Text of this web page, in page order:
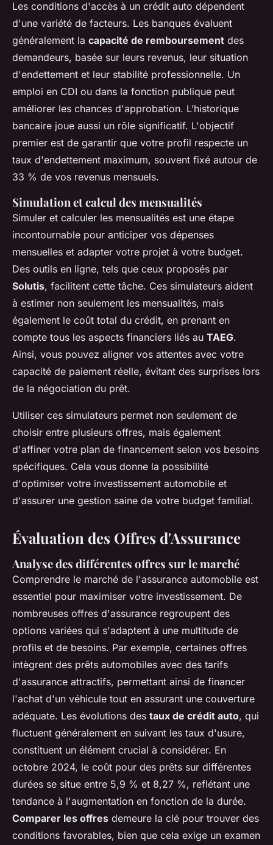
Les conditions d'accès à un crédit auto dépendent
d'une variété de facteurs. Les banques évaluent
généralement la capacité de remboursement des
demandeurs, basée sur leurs revenus, leur situation
d'endettement et leur stabilité professionnelle. Un
emploi en CDI ou dans la fonction publique peut
améliorer les chances d'approbation. L’historique
bancaire joue aussi un rôle significatif. L'objectif
premier est de garantir que votre profil respecte un
taux d'endettement maximum, souvent fixé autour de
33 % de vos revenus mensuels.
Simulation et calcul des mensualités
Simuler et calculer les mensualités est une étape
incontournable pour anticiper vos dépenses
mensuelles et adapter votre projet à votre budget.
Des outils en ligne, tels que ceux proposés par
Solutis, facilitent cette tâche. Ces simulateurs aident
à estimer non seulement les mensualités, mais
également le coût total du crédit, en prenant en
compte tous les aspects financiers liés au TAEG.
Ainsi, vous pouvez aligner vos attentes avec votre
capacité de paiement réelle, évitant des surprises lors
de la négociation du prêt.
Utiliser ces simulateurs permet non seulement de
choisir entre plusieurs offres, mais également
d'affiner votre plan de financement selon vos besoins
spécifiques. Cela vous donne la possibilité
d'optimiser votre investissement automobile et
d'assurer une gestion saine de votre budget familial.
Évaluation des Offres d'Assurance
Analyse des différentes offres sur le marché
Comprendre le marché de l'assurance automobile est
essentiel pour maximiser votre investissement. De
nombreuses offres d'assurance regroupent des
options variées qui s'adaptent à une multitude de
profils et de besoins. Par exemple, certaines offres
intègrent des prêts automobiles avec des tarifs
d'assurance attractifs, permettant ainsi de financer
l'achat d'un véhicule tout en assurant une couverture
adéquate. Les évolutions des taux de crédit auto, qui
fluctuent généralement en suivant les taux d'usure,
constituent un élément crucial à considérer. En
octobre 2024, le coût pour des prêts sur différentes
durées se situe entre 5,9 % et 8,27 %, reflétant une
tendance à l'augmentation en fonction de la durée.
Comparer les offres demeure la clé pour trouver des
conditions favorables, bien que cela exige un examen